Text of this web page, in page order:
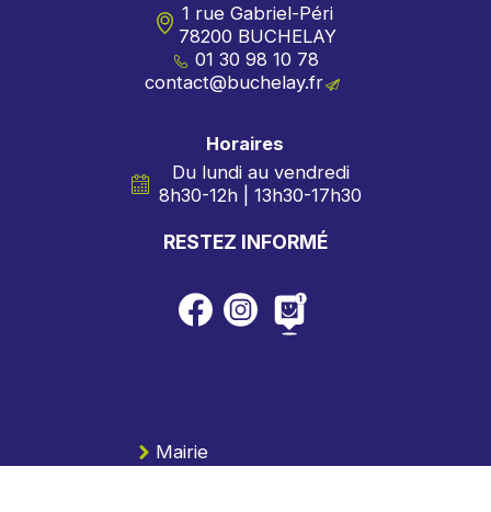
1 rue Gabriel-Péri
78200 BUCHELAY
01 30 98 10 78
rf.yalehcub@tcatnoc
Horaires
Du lundi au vendredi
8h30-12h | 13h30-17h30
RESTEZ INFORMÉ
Mairie